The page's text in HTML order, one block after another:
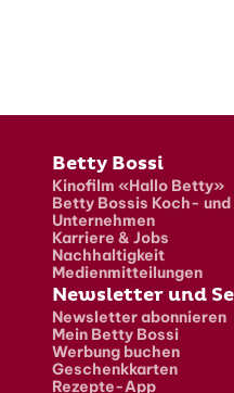
Fusszeile
Betty Bossi
Kinofilm «Hallo Betty»
Betty Bossis Koch-
Unternehmen
Karriere & Jobs
Nachhaltigkeit
Medienmitteilungen
Newsletter und
Newsletter abonnieren
Mein Betty Bossi
Werbung buchen
Geschenkkarten
Rezepte-App